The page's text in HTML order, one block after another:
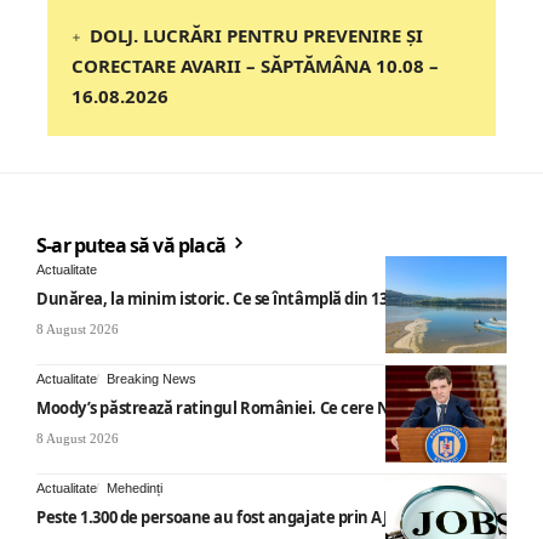
DOLJ. LUCRĂRI PENTRU PREVENIRE ȘI
CORECTARE AVARII – SĂPTĂMÂNA 10.08 –
16.08.2026
S-ar putea să vă placă
Actualitate
Dunărea, la minim istoric. Ce se întâmplă din 13 august
8 August 2026
Actualitate Breaking News
Moody’s păstrează ratingul României. Ce cere Nicușor Dan
8 August 2026
Actualitate Mehedinți
Peste 1.300 de persoane au fost angajate prin AJOFM Mehedinți